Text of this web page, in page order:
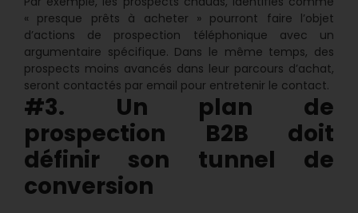
« presque prêts à acheter » pourront faire l’objet
d’actions de prospection téléphonique avec un
argumentaire spécifique. Dans le même temps, des
prospects moins avancés dans leur parcours d’achat,
seront contactés par email pour entretenir le contact.
#3. Un plan de
prospection B2B doit
définir son tunnel de
conversion